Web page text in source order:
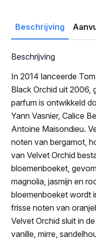
Beschrijving
Beschrijving
In 2014 lanceerde
Black Orchid uit 2006,
parfum is ontwikkeld
Yann Vasnier, Calice
Antoine Maisondieu.
noten van bergamot,
van Velvet Orchid
bloemenboeket,
magnolia, jasmijn en
bloemenboeket wordt
frisse noten van
Velvet Orchid sluit in
vanille, mirre,